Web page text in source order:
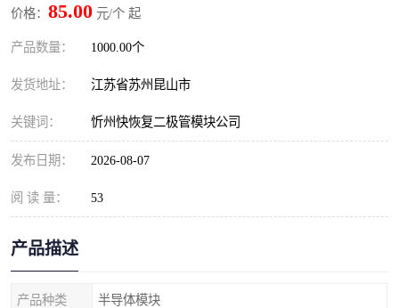
价格： 85.00 元/个 起
产品数量： 1000.00个
发货地址： 江苏省苏州昆山市
关键词： 忻州快恢复二极管模块公司
发布日期： 2026-08-07
阅 读 量： 53
产品描述
产品种类 半导体模块